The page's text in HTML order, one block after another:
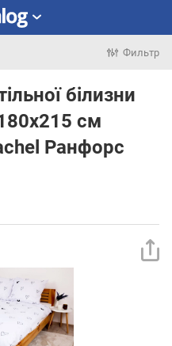
Фильтр
білизни
см
Ранфорс